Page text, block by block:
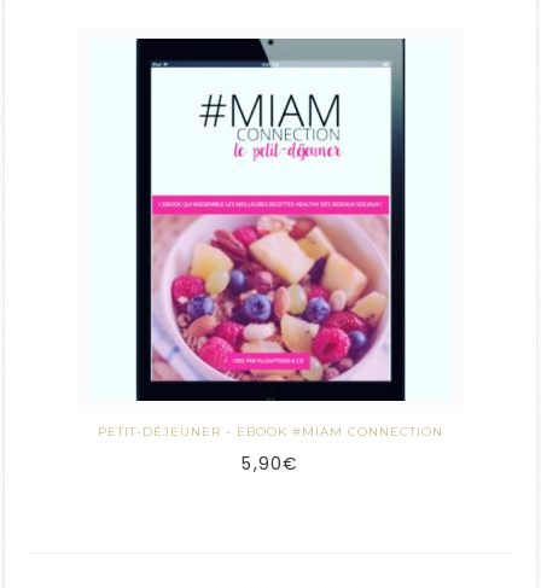
PETIT-DÉJEUNER - EBOOK #MIAM CONNECTION
5,90€